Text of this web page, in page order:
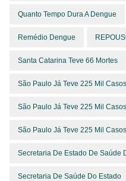
Quanto Tempo Dura A Dengue
Remédio Dengue
Santa Catarina Teve 66 Mortes
São Paulo Já Teve 225 Mil
São Paulo Já Teve 225 Mil
São Paulo Já Teve 225 Mil
Secretaria De Estado De Saúde
Secretaria De Saúde Do Estado